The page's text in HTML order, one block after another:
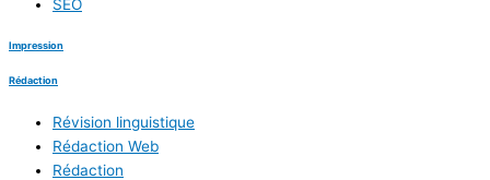
SEO
Impression
Rédaction
Révision linguistique
Rédaction Web
Rédaction